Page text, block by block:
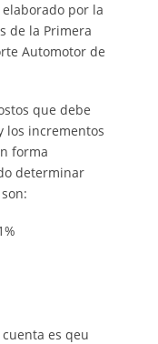
por la
de la Primera
Automotor de
que debe
los incrementos
forma
determinar
es qeu